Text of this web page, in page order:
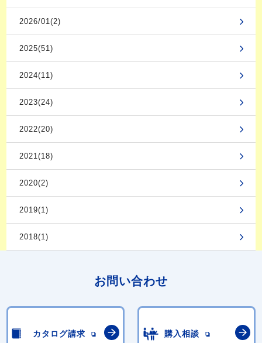
2026/01(2)
2025(51)
2024(11)
2023(24)
2022(20)
2021(18)
2020(2)
2019(1)
2018(1)
お問い合わせ
カタログ請求 購入相談